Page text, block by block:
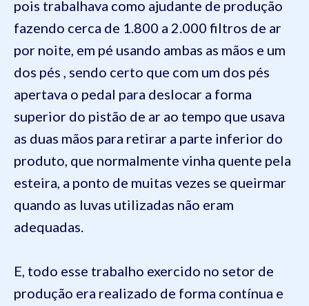
pois trabalhava como ajudante de produção
fazendo cerca de 1.800 a 2.000 filtros de ar
por noite, em pé usando ambas as mãos e um
dos pés , sendo certo que com um dos pés
apertava o pedal para deslocar a forma
superior do pistão de ar ao tempo que usava
as duas mãos para retirar a parte inferior do
produto, que normalmente vinha quente pela
esteira, a ponto de muitas vezes se queirmar
quando as luvas utilizadas não eram
adequadas.
E, todo esse trabalho exercido no setor de
produção era realizado de forma contínua e